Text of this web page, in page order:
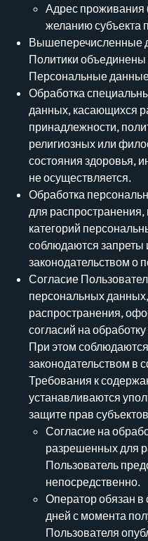
Адрес проживания
желанию субъекта
Вышеперечисленные
Политики
Персональные
Обработка
данных, касающихся
принадлежности,
религиозных или
состояния здоровья,
не осуществляется.
Обработка
для
категорий
соблюдаются запреты
законодательством о
Согласие
персональных
распространения,
согласий на
При этом
законодательством в
Требования к
устанавливаются
защите прав
Согласие на
разрешенных для
Пользователь
непосредственно.
Оператор обязан в
дней с момента
Пользователя